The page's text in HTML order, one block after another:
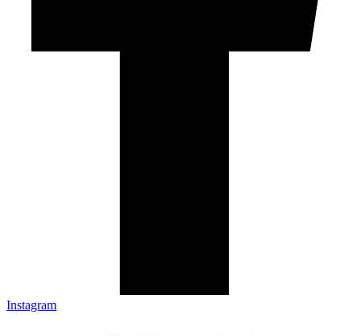
Instagram